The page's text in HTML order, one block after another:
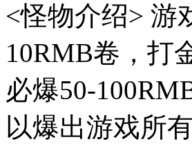
<怪物介绍>
10RMB卷，
必爆50-
以爆出游戏所